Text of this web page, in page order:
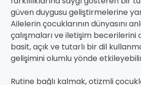
güven duygusu geliştirmelerine
Ailelerin çocuklarının dünyasını
çalışmaları ve iletişim
basit, açık ve tutarlı bir dil
gelişimini olumlu yönde
Rutine bağlı kalmak, otizmli